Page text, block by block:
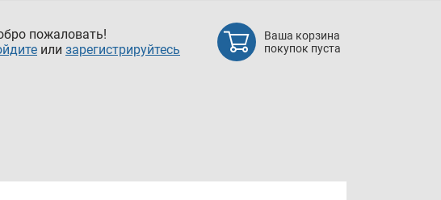
пожаловать!
или зарегистрируйтесь
Ваша корзина
покупок пуста